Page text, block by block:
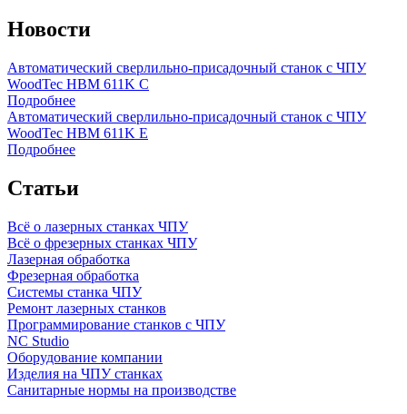
Новости
Автоматический сверлильно-присадочный станок с ЧПУ
WoodTec HBM 611K C
Подробнее
Автоматический сверлильно-присадочный станок с ЧПУ
WoodTec HBM 611K E
Подробнее
Статьи
Всё о лазерных станках ЧПУ
Всё о фрезерных станках ЧПУ
Лазерная обработка
Фрезерная обработка
Системы станка ЧПУ
Ремонт лазерных станков
Программирование станков с ЧПУ
NC Studio
Оборудование компании
Изделия на ЧПУ станках
Санитарные нормы на производстве